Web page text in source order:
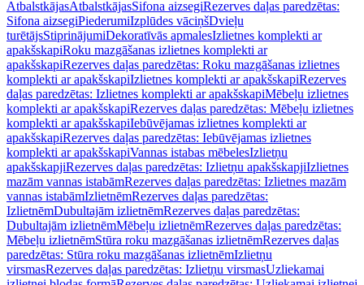
AtbalstkājasAtbalstkājasSifona aizsegiRezerves daļas paredzētas:
Sifona aizsegiPiederumiIzplūdes vāciņšDvieļu
turētājsStiprinājumiDekoratīvās apmalesIzlietnes komplekti ar
apakšskapiRoku mazgāšanas izlietnes komplekti ar
apakšskapiRezerves daļas paredzētas: Roku mazgāšanas izlietnes
komplekti ar apakšskapiIzlietnes komplekti ar apakšskapiRezerves
daļas paredzētas: Izlietnes komplekti ar apakšskapiMēbeļu izlietnes
komplekti ar apakšskapiRezerves daļas paredzētas: Mēbeļu izlietnes
komplekti ar apakšskapiIebūvējamas izlietnes komplekti ar
apakšskapiRezerves daļas paredzētas: Iebūvējamas izlietnes
komplekti ar apakšskapiVannas istabas mēbelesIzlietņu
apakšskapjiRezerves daļas paredzētas: Izlietņu apakšskapjiIzlietnes
mazām vannas istabāmRezerves daļas paredzētas: Izlietnes mazām
vannas istabāmIzlietnēmRezerves daļas paredzētas:
IzlietnēmDubultajām izlietnēmRezerves daļas paredzētas:
Dubultajām izlietnēmMēbeļu izlietnēmRezerves daļas paredzētas:
Mēbeļu izlietnēmStūra roku mazgāšanas izlietnēmRezerves daļas
paredzētas: Stūra roku mazgāšanas izlietnēmIzlietņu
virsmasRezerves daļas paredzētas: Izlietņu virsmasUzliekamai